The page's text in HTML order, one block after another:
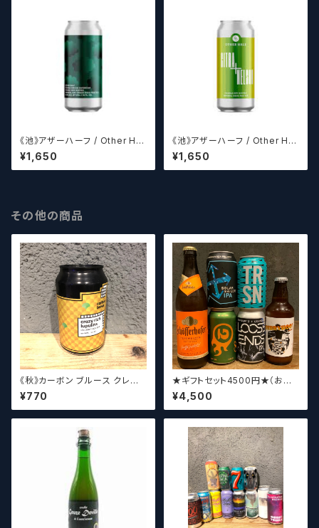
《池》アザーハーフ / Other Hal
f Double Simcoe Daydrea
m 【クラフトビールシザーズ】
¥1,650
《池》アザーハーフ / Other Hal
f Citra + Nelson 【クラフトビ
ールシザーズ】
¥1,650
その他の商品
《秋》カーボン ブルース クレイ
ジーリッチルプリンズ Carbo
n Brews Crazy rich Lupulin
s【クラフトビール】
¥770
★ギフトセット4500円★（お好
みに合わせて5〜6本チョイスさ
せていただきます）【クラフトビー
ル】
¥4,500